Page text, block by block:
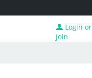
Login or
Join